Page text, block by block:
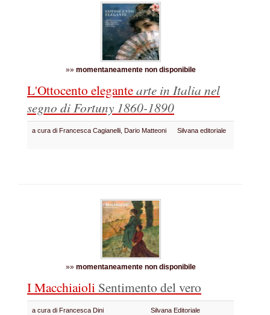
»» momentaneamente non disponibile
L'Ottocento elegantearte in Italia nel
segno di Fortuny 1860-1890
a cura di Francesca Cagianelli, Dario Matteoni Silvana editoriale
»» momentaneamente non disponibile
I Macchiaioli Sentimento del vero
a cura di Francesca Dini Silvana Editoriale